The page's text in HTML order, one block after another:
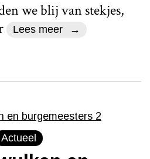
we blij van stekjes,
Lees meer
Actueel